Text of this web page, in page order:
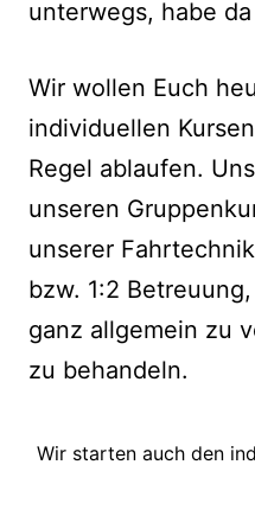
unterwegs, habe
Wir wollen Euch
individuellen
Regel ablaufen.
unseren
unserer
bzw. 1:2
ganz allgemein zu
zu behandeln.
Wir starten auch den